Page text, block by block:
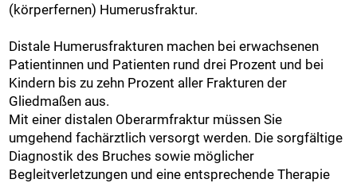
(körperfernen) Humerusfraktur.
Distale Humerusfrakturen machen bei erwachsenen
Patientinnen und Patienten rund drei Prozent und bei
Kindern bis zu zehn Prozent aller Frakturen der
Gliedmaßen aus.
Mit einer distalen Oberarmfraktur müssen Sie
umgehend fachärztlich versorgt werden. Die sorgfältige
Diagnostik des Bruches sowie möglicher
Begleitverletzungen und eine entsprechende Therapie